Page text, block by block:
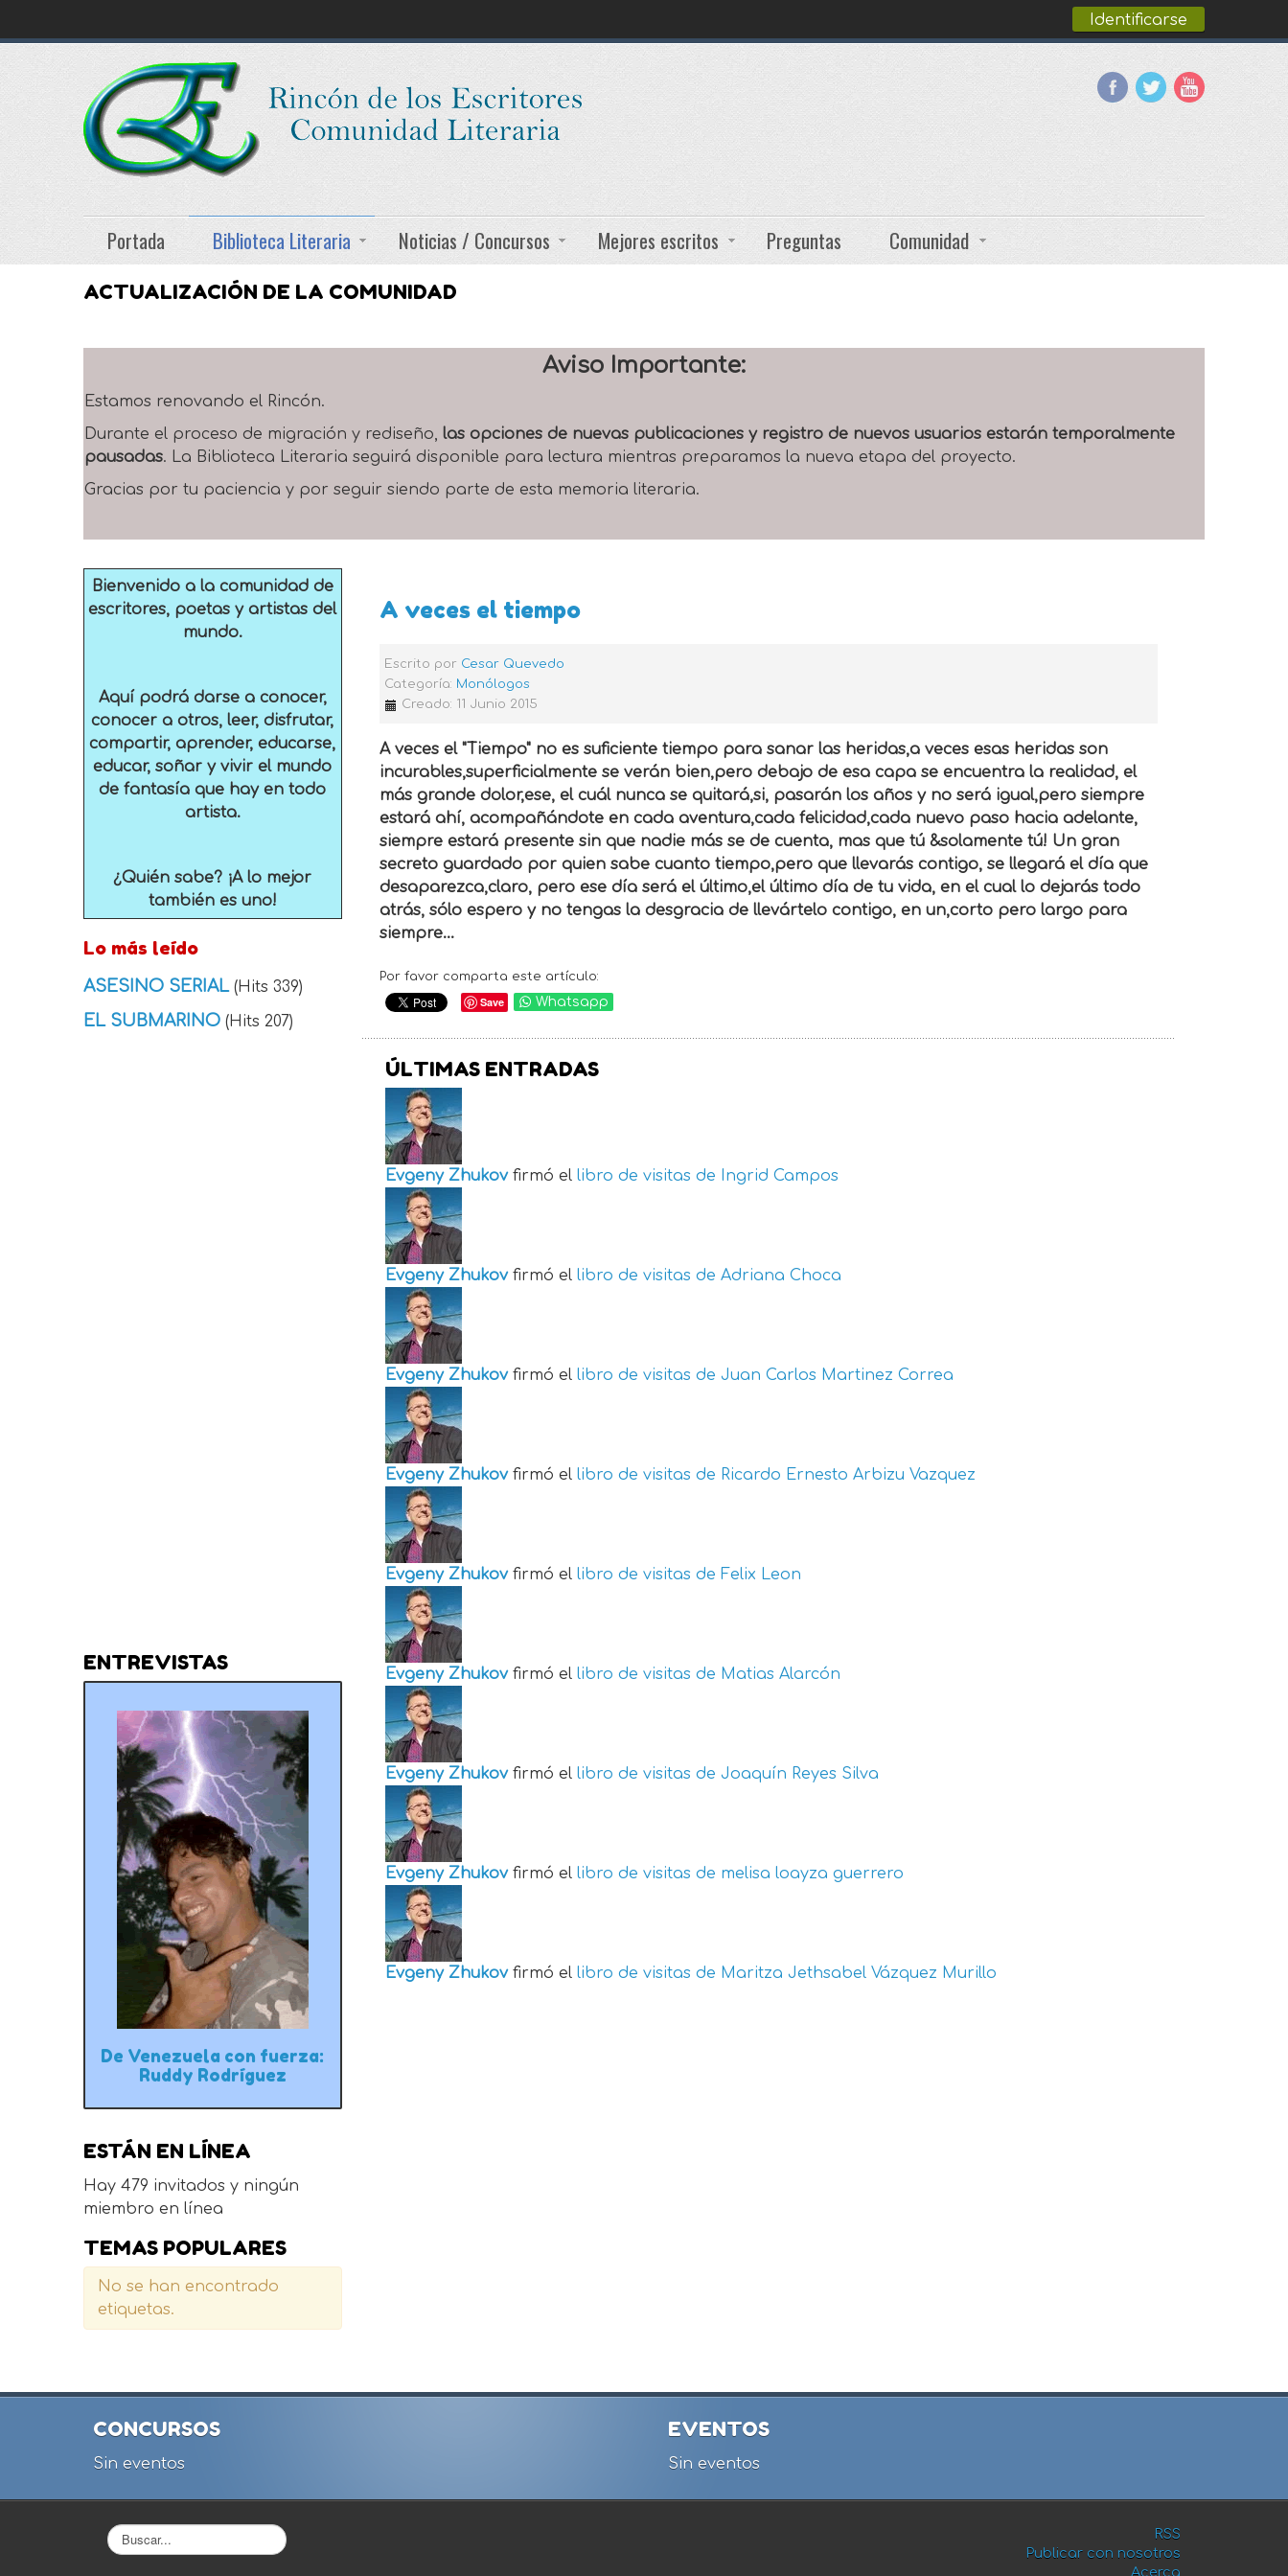
Identificarse
Portada Biblioteca Literaria Noticias / Concursos Mejores escritos Preguntas Comunidad
ACTUALIZACIÓN DE LA COMUNIDAD
Aviso Importante:
Estamos renovando el Rincón.
Durante el proceso de migración y rediseño, las opciones de nuevas publicaciones y registro de nuevos usuarios estarán temporalmente
pausadas. La Biblioteca Literaria seguirá disponible para lectura mientras preparamos la nueva etapa del proyecto.
Gracias por tu paciencia y por seguir siendo parte de esta memoria literaria.
A veces el tiempo
Escrito por Cesar Quevedo
Categoría: Monólogos
Creado: 11 Junio 2015
A veces el "Tiempo" no es suficiente tiempo para sanar las heridas,a veces esas heridas son
incurables,superficialmente se verán bien,pero debajo de esa capa se encuentra la realidad, el
más grande dolor,ese, el cuál nunca se quitará,si, pasarán los años y no será igual,pero siempre
estará ahí, acompañándote en cada aventura,cada felicidad,cada nuevo paso hacia adelante,
siempre estará presente sin que nadie más se de cuenta, mas que tú &solamente tú! Un gran
secreto guardado por quien sabe cuanto tiempo,pero que llevarás contigo, se llegará el día que
desaparezca,claro, pero ese día será el último,el último día de tu vida, en el cual lo dejarás todo
atrás, sólo espero y no tengas la desgracia de llevártelo contigo, en un,corto pero largo para
siempre...
Por favor comparta este artículo:
Save Whatsapp
ÚLTIMAS ENTRADAS
Evgeny Zhukov firmó el libro de visitas de Ingrid Campos
Evgeny Zhukov firmó el libro de visitas de Adriana Choca
Evgeny Zhukov firmó el libro de visitas de Juan Carlos Martinez Correa
Evgeny Zhukov firmó el libro de visitas de Ricardo Ernesto Arbizu Vazquez
Evgeny Zhukov firmó el libro de visitas de Felix Leon
Evgeny Zhukov firmó el libro de visitas de Matias Alarcón
Evgeny Zhukov firmó el libro de visitas de Joaquín Reyes Silva
Evgeny Zhukov firmó el libro de visitas de melisa loayza guerrero
Evgeny Zhukov firmó el libro de visitas de Maritza Jethsabel Vázquez Murillo
Bienvenido a la comunidad de
escritores, poetas y artistas del
mundo.
Aquí podrá darse a conocer,
conocer a otros, leer, disfrutar,
compartir, aprender, educarse,
educar, soñar y vivir el mundo
de fantasía que hay en todo
artista.
¿Quién sabe? ¡A lo mejor
también es uno!
Lo más leído
ASESINO SERIAL (Hits 339)
EL SUBMARINO (Hits 207)
ENTREVISTAS
De Venezuela con fuerza:
Ruddy Rodríguez
ESTÁN EN LÍNEA
Hay 479 invitados y ningún
miembro en línea
TEMAS POPULARES
No se han encontrado
etiquetas.
CONCURSOS
Sin eventos
EVENTOS
Sin eventos
Buscar...
RSS
Publicar con nosotros
Acerca